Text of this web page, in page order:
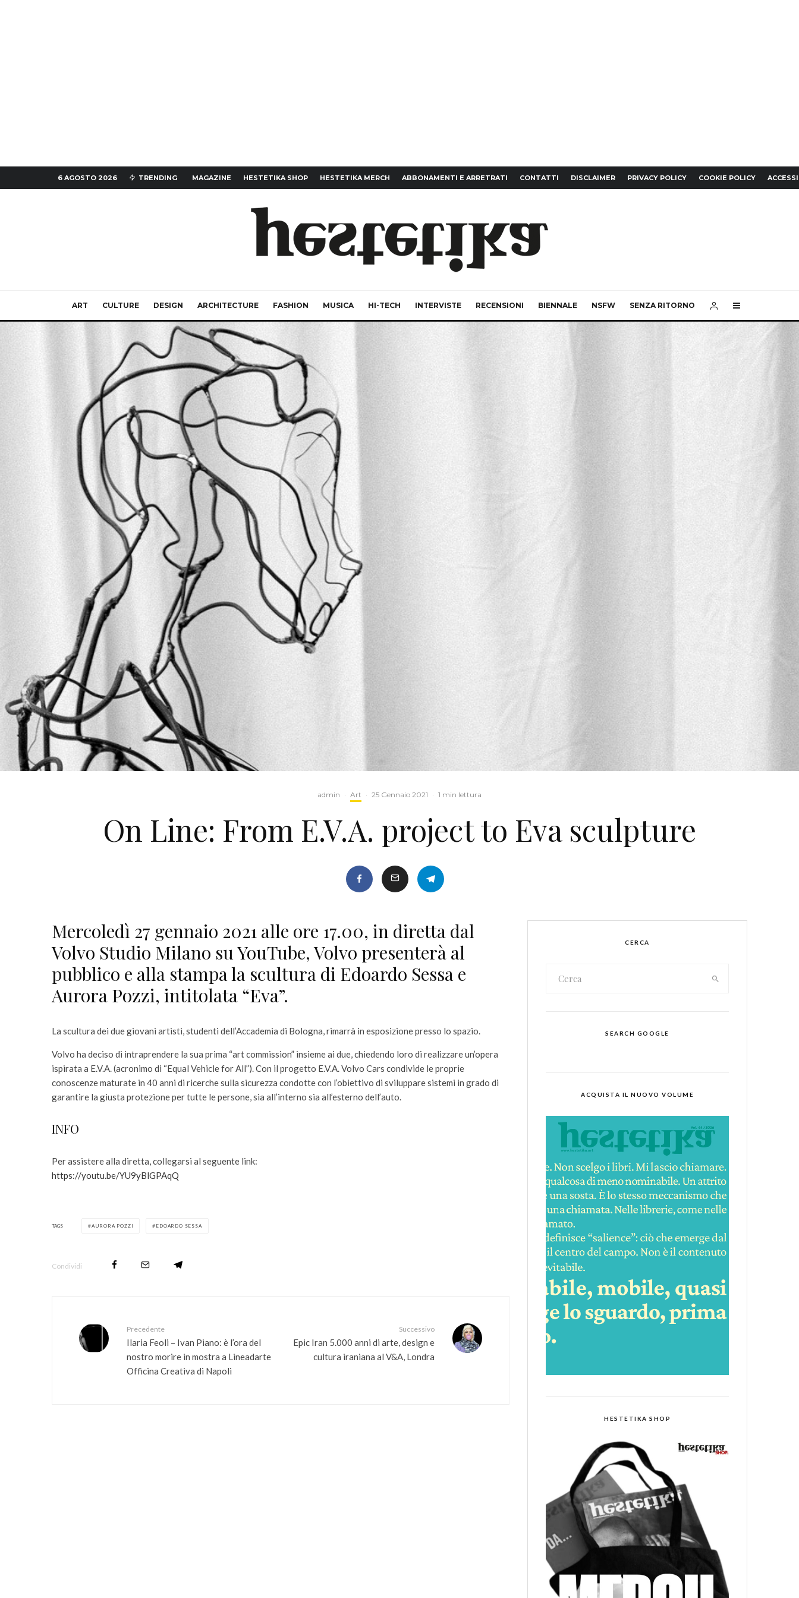
6 AGOSTO 2026 TRENDING MAGAZINE HESTETIKA SHOP HESTETIKA MERCH ABBONAMENTI E ARRETRATI CONTATTI DISCLAIMER PRIVACY POLICY COOKIE POLICY
ART CULTURE DESIGN ARCHITECTURE FASHION MUSICA HI-TECH INTERVISTE RECENSIONI BIENNALE NSFW SENZA RITORNO
admin · Art · 25 Gennaio 2021 · 1 min lettura
On Line: From E.V.A. project to Eva sculpture
Mercoledì 27 gennaio 2021 alle ore 17.00, in diretta dal
Volvo Studio Milano su YouTube, Volvo presenterà al
pubblico e alla stampa la scultura di Edoardo Sessa e
Aurora Pozzi, intitolata “Eva”.
La scultura dei due giovani artisti, studenti dell’Accademia di Bologna, rimarrà in esposizione presso lo spazio.
Volvo ha deciso di intraprendere la sua prima “art commission” insieme ai due, chiedendo loro di realizzare un’opera
ispirata a E.V.A. (acronimo di “Equal Vehicle for All”). Con il progetto E.V.A. Volvo Cars condivide le proprie
conoscenze maturate in 40 anni di ricerche sulla sicurezza condotte con l’obiettivo di sviluppare sistemi in grado di
garantire la giusta protezione per tutte le persone, sia all’interno sia all’esterno dell’auto.
INFO
Per assistere alla diretta, collegarsi al seguente link:
https://youtu.be/YU9yBlGPAqQ
TAGS AURORA POZZI EDOARDO SESSA
Condividi
Precedente
Ilaria Feoli – Ivan Piano: è l’ora del
nostro morire in mostra a Lineadarte
Officina Creativa di Napoli
Successivo
Epic Iran 5.000 anni di arte, design e
cultura iraniana al V&A, Londra
CERCA
SEARCH GOOGLE
ACQUISTA IL NUOVO VOLUME
HESTETIKA SHOP